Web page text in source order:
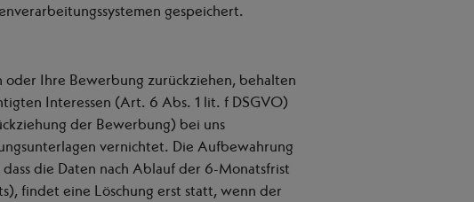
gespeichert.
Ihre Bewerbung zurückziehen, behalten
Interessen (Art. 6 Abs. 1 lit. f DSGVO)
der Bewerbung) bei uns
vernichtet. Die Aufbewahrung
die Daten nach Ablauf der 6-Monatsfrist
findet eine Löschung erst statt, wenn der